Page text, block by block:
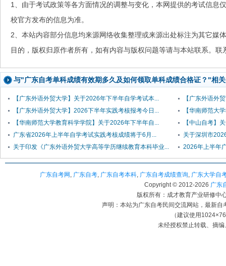
1、由于考试政策等各方面情况的调整与变化，本网提供的考试信息
校官方发布的信息为准。
2、本站内容部分信息均来源网络收集整理或来源出处标注为其它媒
目的，版权归原作者所有，如有内容与版权问题等请与本站联系。
与"广东自考单科成绩有效期多久及如何领取单科成绩合格证？"相
【广东外语外贸大学】关于2026年下半年自学考试本...
【广东外语外
【广东外语外贸大学】2026下半年实践考核报考今日...
【华南师范大
【华南师范大学教育科学学院】关于2026年下半年自...
【中山自考】
广东省2026年上半年自学考试实践考核成绩将于6月...
关于深圳市
关于印发《广东外语外贸大学高等学历继续教育本科毕业...
2026年上半年
广东自考网 , 广东自考, 广东自考本科, 广东自考成绩查询, 广东大学自
Copyright © 2012-2026 广东
版权所有：成才教育产业研修中
声明：本站为广东自考民间交流网站，最新
（建议使用
未经授权禁止转载、摘